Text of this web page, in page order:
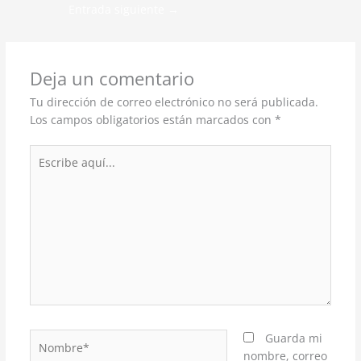
Deja un comentario
Tu dirección de correo electrónico no será publicada.
Los campos obligatorios están marcados con *
aquí...
Guarda mi
nombre, correo